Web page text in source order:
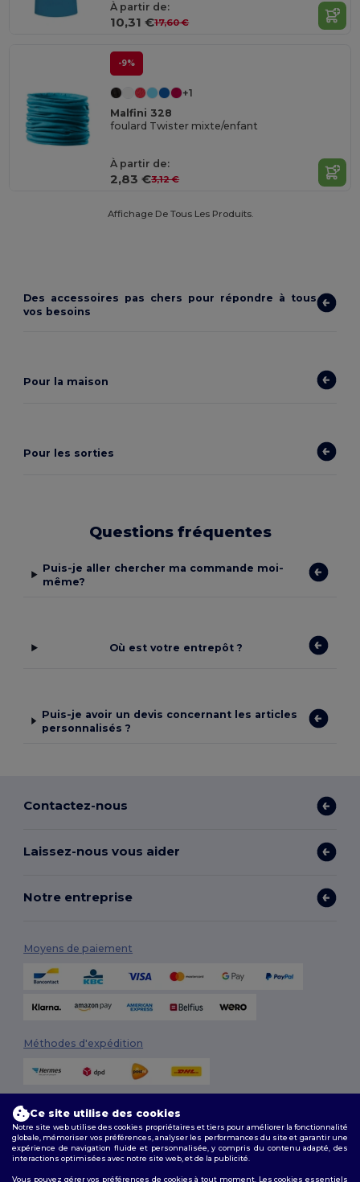
À partir de:
10,31 €17,60 €
-9%
+1
Malfini 328
foulard Twister mixte/enfant
À partir de:
2,83 €3,12 €
Affichage De Tous Les Produits.
Des accessoires pas chers pour répondre à tous
vos besoins
Pour la maison
Pour les sorties
Questions fréquentes
Puis-je aller chercher ma commande moi-
même?
Où est votre entrepôt ?
Puis-je avoir un devis concernant les articles
personnalisés ?
Contactez-nous
Laissez-nous vous aider
Notre entreprise
Moyens de paiement
Méthodes d'expédition
Suivez-nous
Ce site utilise des cookies
Notre site web utilise des cookies propriétaires et tiers pour améliorer la fonctionnalité
globale, mémoriser vos préférences, analyser les performances du site et garantir une
expérience de navigation fluide et personnalisée, y compris du contenu adapté, des
interactions optimisées avec notre site web, et de la publicité.
Vous pouvez gérer vos préférences de cookies à tout moment. Les cookies essentiels